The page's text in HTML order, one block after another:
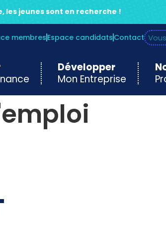
les jeunes sont en recherche !
membresEspace candidats Contact
Développer
Mon Entreprise